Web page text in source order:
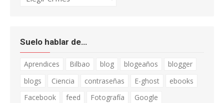
Suelo hablar de…
Aprendices Bilbao blog blogeaños
blogger
blogs
Ciencia contraseñas E-ghost
ebooks
Facebook
feed Fotografía
Google